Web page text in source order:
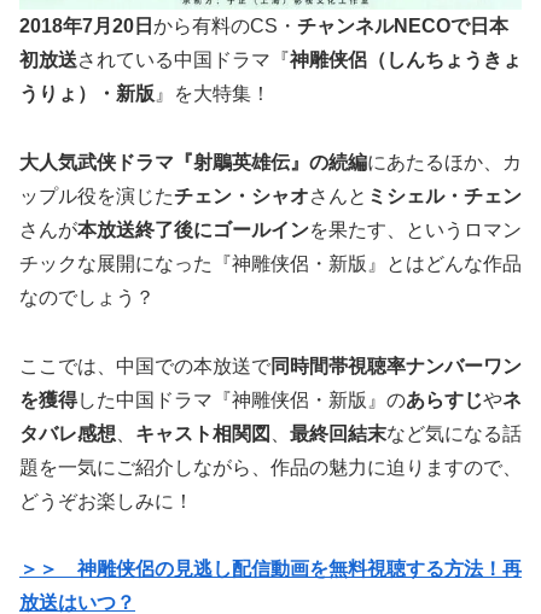
2018年7月20日 から有料のCS・ チャンネルNECOで日本
初放送されている中国ドラマ『神雕侠侶（しんちょうきょ
うりょ）・新版 』を大特集！
大人気武侠ドラマ『射鵰英雄伝』の続編にあたるほか、カ
ップル役を演じたチェン・シャオさんと ミシェル・チェン
さんが本放送終了後にゴールインを果たす、というロマン
チックな展開になった『神雕侠侶・新版』とはどんな作品
なのでしょう？
ここでは、中国での本放送で同時間帯視聴率ナンバーワン
を獲得した中国ドラマ『神雕侠侶・新版』のあらすじやネ
タバレ感想
キャスト相関図 最終回結末など気になる話
題を一気にご紹介しながら、作品の魅力に迫りますので、
どうぞお楽しみに！
＞＞ 神雕侠侶の見逃し配信動画を無料視聴する方法！再
放送はいつ？